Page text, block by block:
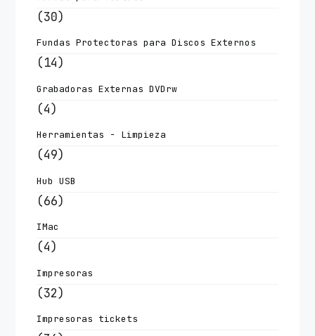
(30)
Fundas Protectoras para Discos Externos
(14)
Grabadoras Externas DVDrw
(4)
Herramientas - Limpieza
(49)
Hub USB
(66)
IMac
(4)
Impresoras
(32)
Impresoras tickets